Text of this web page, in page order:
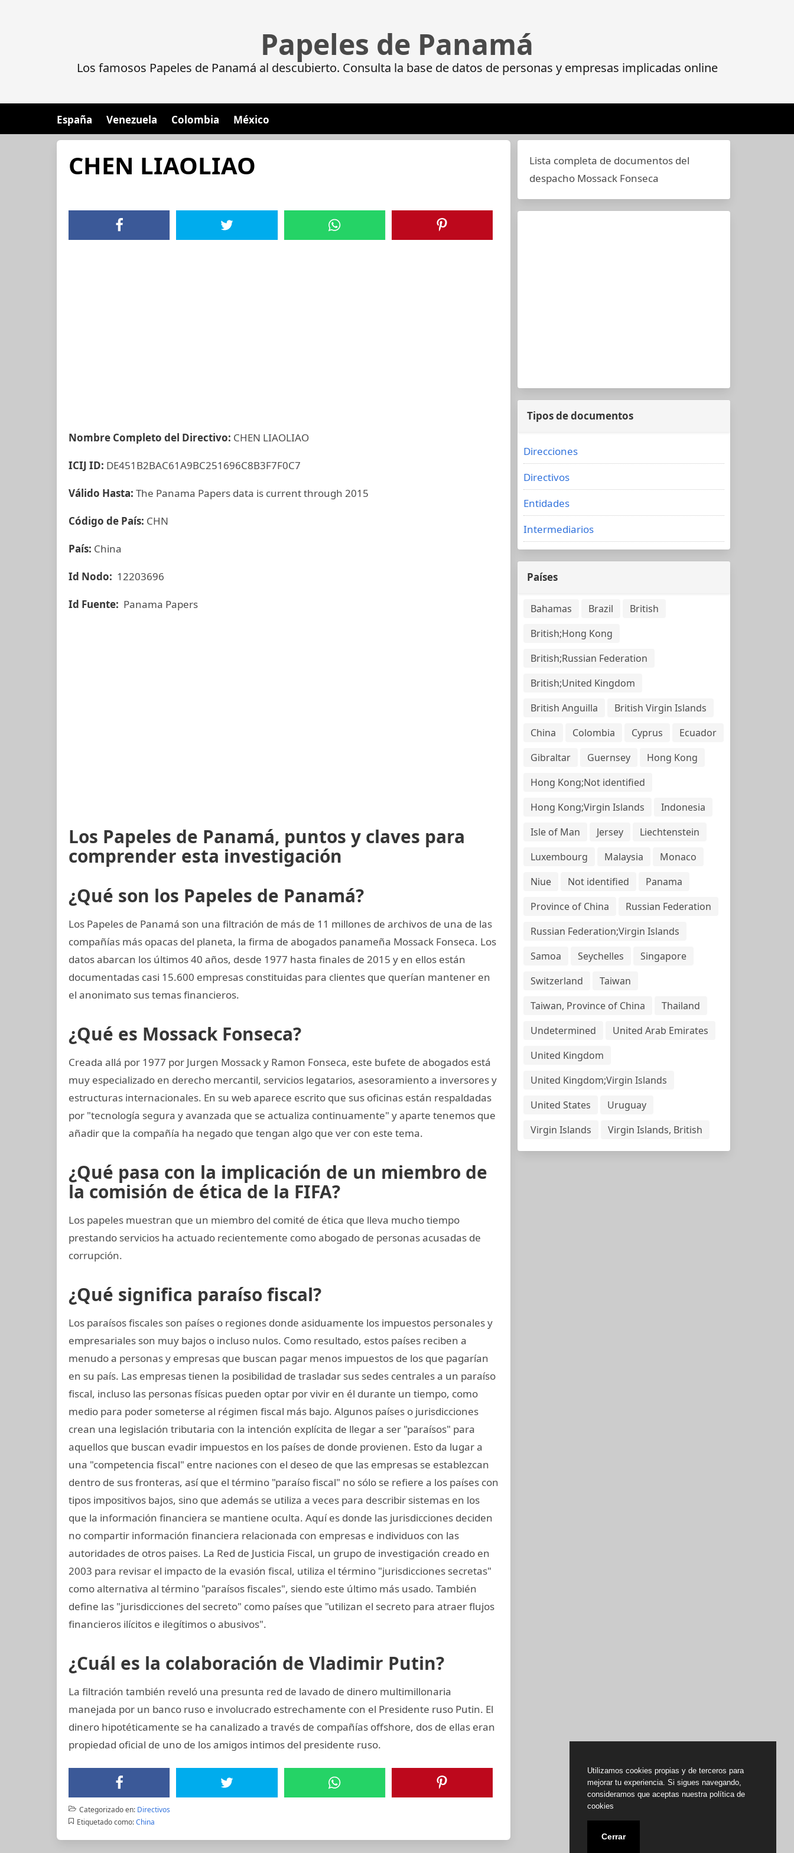
Papeles de Panamá
Los famosos Papeles de Panamá al descubierto. Consulta la base de datos de personas y empresas implicadas online
España Venezuela Colombia México
CHEN LIAOLIAO
Nombre Completo del Directivo: CHEN LIAOLIAO
ICIJ ID: DE451B2BAC61A9BC251696C8B3F7F0C7
Válido Hasta: The Panama Papers data is current through 2015
Código de País: CHN
País: China
Id Nodo: 12203696
Id Fuente: Panama Papers
Los Papeles de Panamá, puntos y claves para
comprender esta investigación
¿Qué son los Papeles de Panamá?
Los Papeles de Panamá son una filtración de más de 11 millones de archivos de una de las
compañías más opacas del planeta, la firma de abogados panameña Mossack Fonseca. Los
datos abarcan los últimos 40 años, desde 1977 hasta finales de 2015 y en ellos están
documentadas casi 15.600 empresas constituidas para clientes que querían mantener en
el anonimato sus temas financieros.
¿Qué es Mossack Fonseca?
Creada allá por 1977 por Jurgen Mossack y Ramon Fonseca, este bufete de abogados está
muy especializado en derecho mercantil, servicios legatarios, asesoramiento a inversores y
estructuras internacionales. En su web aparece escrito que sus oficinas están respaldadas
por "tecnología segura y avanzada que se actualiza continuamente" y aparte tenemos que
añadir que la compañía ha negado que tengan algo que ver con este tema.
¿Qué pasa con la implicación de un miembro de
la comisión de ética de la FIFA?
Los papeles muestran que un miembro del comité de ética que lleva mucho tiempo
prestando servicios ha actuado recientemente como abogado de personas acusadas de
corrupción.
¿Qué significa paraíso fiscal?
Los paraísos fiscales son países o regiones donde asiduamente los impuestos personales y
empresariales son muy bajos o incluso nulos. Como resultado, estos países reciben a
menudo a personas y empresas que buscan pagar menos impuestos de los que pagarían
en su país. Las empresas tienen la posibilidad de trasladar sus sedes centrales a un paraíso
fiscal, incluso las personas físicas pueden optar por vivir en él durante un tiempo, como
medio para poder someterse al régimen fiscal más bajo. Algunos países o jurisdicciones
crean una legislación tributaria con la intención explícita de llegar a ser "paraísos" para
aquellos que buscan evadir impuestos en los países de donde provienen. Esto da lugar a
una "competencia fiscal" entre naciones con el deseo de que las empresas se establezcan
dentro de sus fronteras, así que el término "paraíso fiscal" no sólo se refiere a los países con
tipos impositivos bajos, sino que además se utiliza a veces para describir sistemas en los
que la información financiera se mantiene oculta. Aquí es donde las jurisdicciones deciden
no compartir información financiera relacionada con empresas e individuos con las
autoridades de otros paises. La Red de Justicia Fiscal, un grupo de investigación creado en
2003 para revisar el impacto de la evasión fiscal, utiliza el término "jurisdicciones secretas"
como alternativa al término "paraísos fiscales", siendo este último más usado. También
define las "jurisdicciones del secreto" como países que "utilizan el secreto para atraer flujos
financieros ilícitos e ilegítimos o abusivos".
¿Cuál es la colaboración de Vladimir Putin?
La filtración también reveló una presunta red de lavado de dinero multimillonaria
manejada por un banco ruso e involucrado estrechamente con el Presidente ruso Putin. El
dinero hipotéticamente se ha canalizado a través de compañías offshore, dos de ellas eran
propiedad oficial de uno de los amigos intimos del presidente ruso.
Categorizado en: Directivos
Etiquetado como: China
Lista completa de documentos del
despacho Mossack Fonseca
Tipos de documentos
Direcciones
Directivos
Entidades
Intermediarios
Países
Bahamas Brazil
British
British;Hong Kong
British;Russian Federation
British;United Kingdom
British Anguilla
British Virgin Islands
China
Colombia Cyprus
Ecuador
Gibraltar
Guernsey
Hong Kong
Hong Kong;Not identified
Hong Kong;Virgin Islands
Indonesia
Isle of Man
Jersey
Liechtenstein
Luxembourg
Malaysia
Monaco
Niue
Not identified
Panama
Province of China
Russian Federation
Russian Federation;Virgin Islands
Samoa
Seychelles
Singapore
Switzerland
Taiwan
Taiwan, Province of China
Thailand
Undetermined
United Arab Emirates
United Kingdom
United Kingdom;Virgin Islands
United States
Uruguay
Virgin Islands
Virgin Islands, British
Utilizamos cookies propias y de terceros para
mejorar tu experiencia. Si sigues navegando,
consideramos que aceptas nuestra política de
cookies
Cerrar